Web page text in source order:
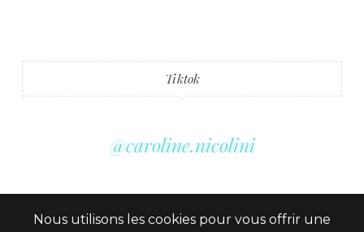
Tiktok
@caroline.nicolini
Nous utilisons les cookies pour vous offrir une